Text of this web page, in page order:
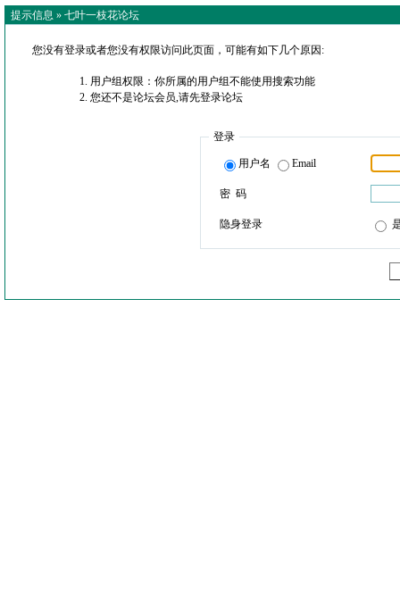
提示信息 » 七叶一枝花论坛
您没有登录或者您没有权限访问此页面，可能有如下几个原因:
用户组权限：你所属的用户组不能使用搜索功能
您还不是论坛会员,请先登录论坛
登录
用户名 Email
密 码
隐身登录